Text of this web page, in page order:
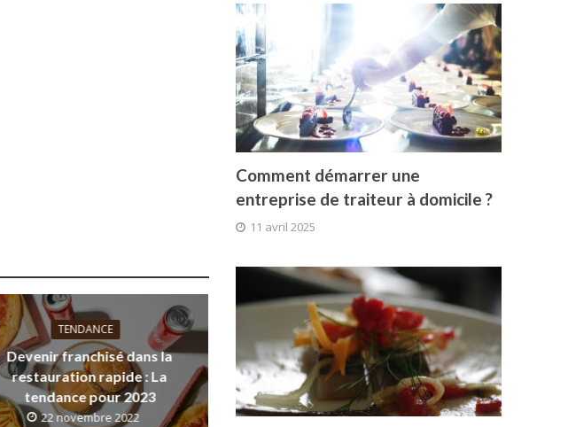
TENDANCE
Devenir franchisé dans la
restauration rapide : La
tendance pour 2023
22 novembre 2022
Comment démarrer une
entreprise de traiteur à domicile ?
11 avril 2025